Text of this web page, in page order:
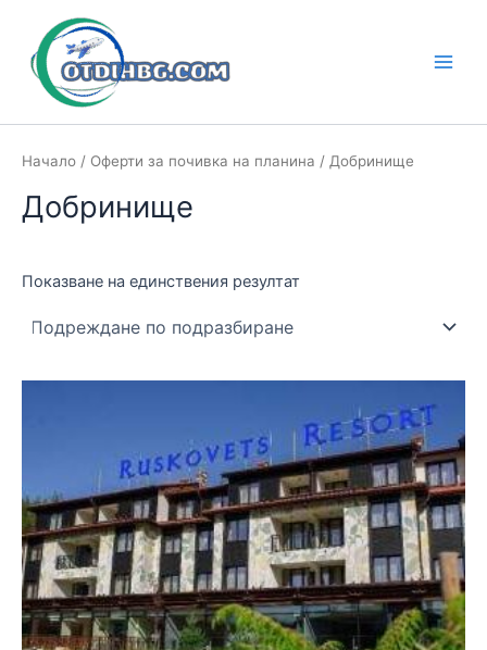
content
Начало / Оферти за почивка на планина / Добринище
Добринище
Показване на единствения резултат